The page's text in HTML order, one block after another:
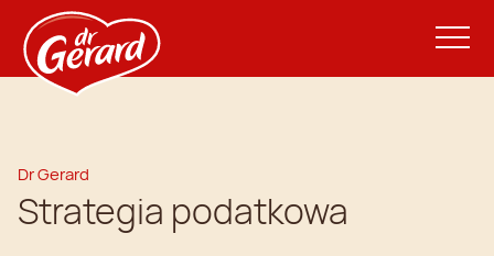
Dr Gerard
Strategia podatkowa